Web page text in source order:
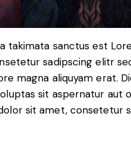
takimata sanctus est
sadipscing elitr
magna aliquyam erat.
sit aspernatur aut
sit amet, consetetur